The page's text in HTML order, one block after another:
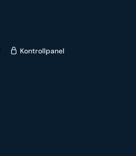
Kontrollpanel